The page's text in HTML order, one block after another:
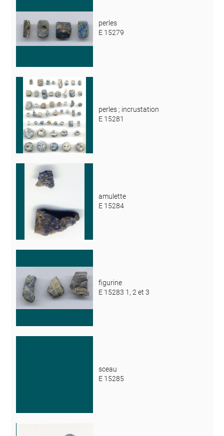
perles
E 15279
perles ; incrustation
E 15281
amulette
E 15284
figurine
E 15283 1, 2 et 3
sceau
E 15285